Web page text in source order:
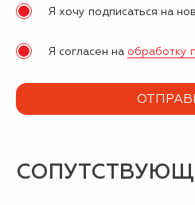
Я хочу подписаться на
Я согласен на обработку